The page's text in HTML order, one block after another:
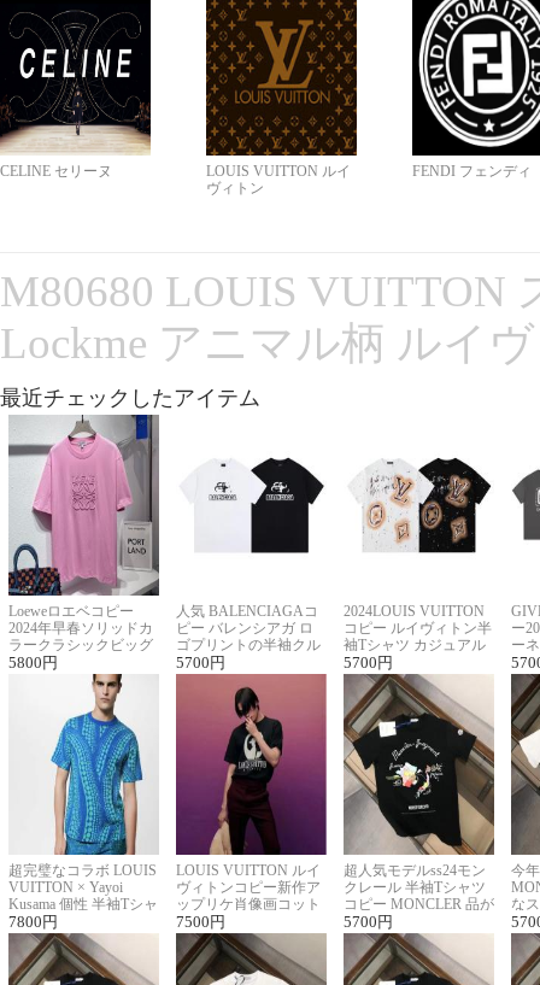
CELINE セリーヌ
LOUIS VUITTON ルイ
ヴィトン
FENDI フェンディ
M80680 LOUIS VUITTON
Lockme アニマル柄 ルイ
最近チェックしたアイテム
Loeweロエベコピー
2024年早春ソリッドカ
ラークラシックビッグ
ロゴ刺繍Tシャツ
5800 円
人気 BALENCIAGAコ
ピー バレンシアガ ロ
ゴプリントの半袖クル
ーネックTシャツ
5700 円
2024LOUIS VUITTON
コピー ルイヴィトン半
袖Tシャツ カジュアル
に馴染む 2色展開
5700 円
ー
ー
ー
超完璧なコラボ LOUIS
VUITTON × Yayoi
Kusama 個性 半袖Tシャ
ツコピー男女兼用
7800 円
LOUIS VUITTON ルイ
ヴィトンコピー新作ア
ップリケ肖像画コット
ンニット半袖Tシャツ
7500 円
超人気モデルss24モン
クレール 半袖Tシャツ
コピー MONCLER 品が
良く見た目
5700 円
今
な
ル